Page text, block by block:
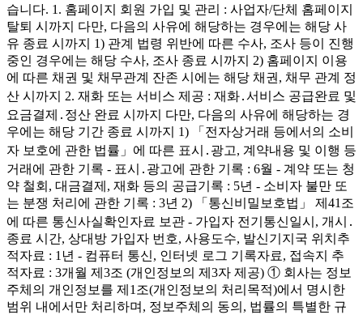
습니다. 1. 홈페이지 회원 가입 및 관리 : 사업자/단체 홈페이지
탈퇴 시까지 다만, 다음의 사유에 해당하는 경우에는 해당 사
유 종료 시까지 1) 관계 법령 위반에 따른 수사, 조사 등이 진행
중인 경우에는 해당 수사, 조사 종료 시까지 2) 홈페이지 이용
에 따른 채권 및 채무관계 잔존 시에는 해당 채권, 채무 관계 정
산 시까지 2. 재화 또는 서비스 제공 : 재화․서비스 공급완료 및
요금결제․정산 완료 시까지 다만, 다음의 사유에 해당하는 경
우에는 해당 기간 종료 시까지 1) 「전자상거래 등에서의 소비
자 보호에 관한 법률」에 따른 표시․광고, 계약내용 및 이행 등
거래에 관한 기록 - 표시․광고에 관한 기록 : 6월 - 계약 또는 청
약 철회, 대금결제, 재화 등의 공급기록 : 5년 - 소비자 불만 또
는 분쟁 처리에 관한 기록 : 3년 2) 「통신비밀보호법」 제41조
에 따른 통신사실확인자료 보관 - 가입자 전기통신일시, 개시․
종료 시간, 상대방 가입자 번호, 사용도수, 발신기지국 위치추
적자료 : 1년 - 컴퓨터 통신, 인터넷 로그 기록자료, 접속지 추
적자료 : 3개월 제3조 (개인정보의 제3자 제공) ① 회사는 정보
주체의 개인정보를 제1조(개인정보의 처리목적)에서 명시한
범위 내에서만 처리하며, 정보주체의 동의, 법률의 특별한 규